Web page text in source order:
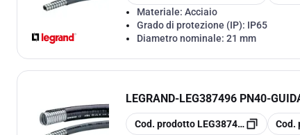
Materiale: Acciaio
Grado di protezione (IP): IP65
Diametro nominale: 21 mm
LEGRAND-LEG387496 PN40-
copia
Cod. prodottoLEG387496 copia
Cod.